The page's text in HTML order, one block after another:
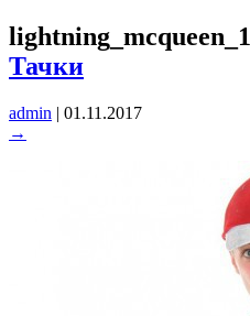
lightning_mcqueen_1
Тачки
admin | 01.11.2017
→